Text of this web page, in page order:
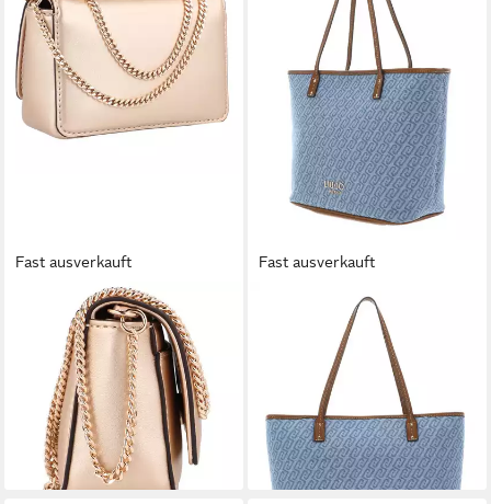
Fast ausverkauft
Umhängetasche Caliwen,
Polyurethan
61,62 € UVP 79,00 €
-22%
lieferbar - in 2-3 Werktagen bei dir
Fast ausverkauft
Handtasche Tote
UVP 139,00 €
lieferbar - in 2-3 Werktagen bei dir